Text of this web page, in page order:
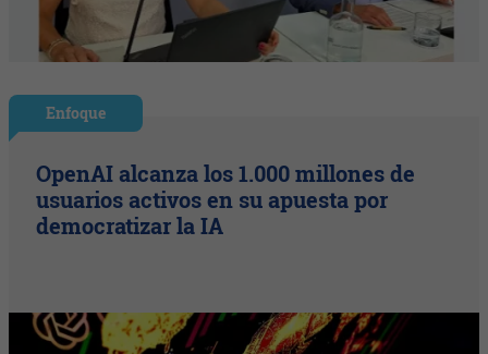
Enfoque
OpenAI alcanza los 1.000 millones de
usuarios activos en su apuesta por
democratizar la IA